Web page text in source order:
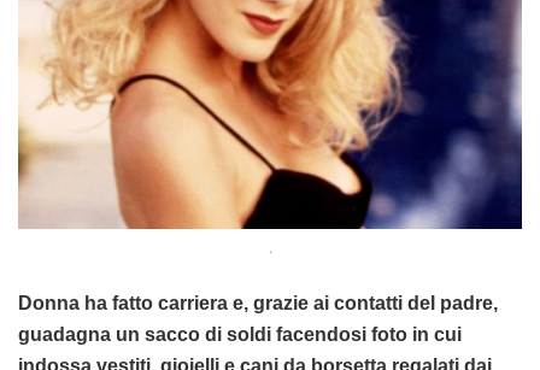
.
Donna ha fatto carriera e, grazie ai contatti del padre,
guadagna un sacco di soldi facendosi foto in cui
indossa vestiti, gioielli e cani da borsetta regalati dai